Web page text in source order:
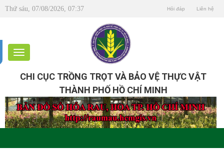
Thứ sáu, 07/08/2026, 07:37 Hỏi đáp Liên hệ
CHI CỤC TRỒNG TRỌT VÀ BẢO VỆ THỰC VẬT
THÀNH PHỐ HỒ CHÍ MINH